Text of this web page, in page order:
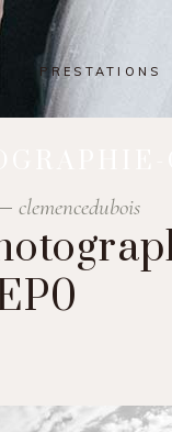
PRESTATIONS
clemencedubois